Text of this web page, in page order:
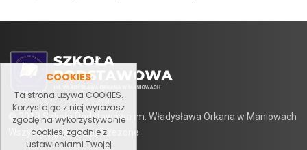
COOKIES
Ta strona używa COOKIES.
Korzystając z niej wyrażasz
zgodę na wykorzystywanie
cookies, zgodnie z
ustawieniami Twojej
© 2019 Szkoła Podstawowa im. Władysława Orkana w Maniowach
Wszystkie prawa zastrzezone